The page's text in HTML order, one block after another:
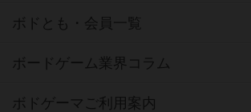
ボドとも・会員一覧
ボードゲーム業界コラム
ボドゲーマご利用案内